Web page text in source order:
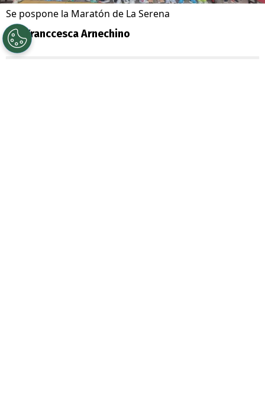
Se pospone la Maratón de La Serena
Por Franccesca Arnechino